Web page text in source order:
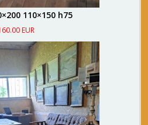
110×150 h75
EUR